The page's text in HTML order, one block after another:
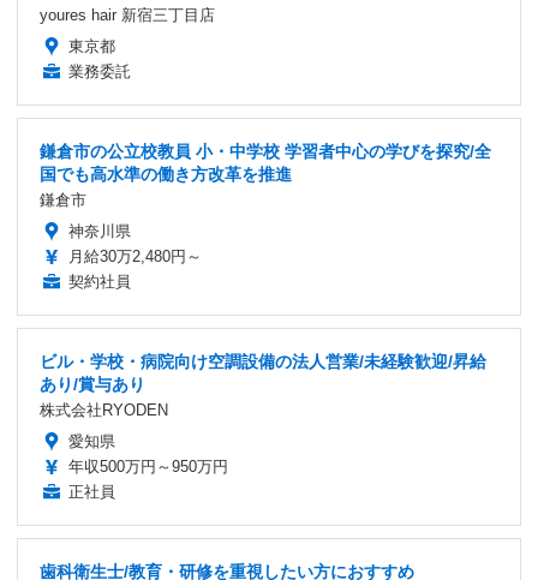
youres hair 新宿三丁目店
東京都
業務委託
鎌倉市の公立校教員 小・中学校 学習者中心の学びを探究/全
国でも高水準の働き方改革を推進
鎌倉市
神奈川県
月給30万2,480円～
契約社員
ビル・学校・病院向け空調設備の法人営業/未経験歓迎/昇給
あり/賞与あり
株式会社RYODEN
愛知県
年収500万円～950万円
正社員
歯科衛生士/教育・研修を重視したい方におすすめ